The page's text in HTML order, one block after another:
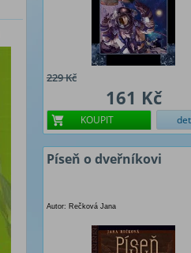
229 Kč
161 Kč
KOUPIT
Píseň o dveřníkovi
Autor: Rečková Jana